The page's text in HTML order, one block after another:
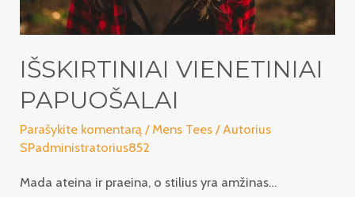
IŠSKIRTINIAI VIENETINIAI
PAPUOŠALAI
Parašykite komentarą /Mens Tees / Autorius
SPadministratorius852
Mada ateina ir praeina, o stilius yra amžinas…